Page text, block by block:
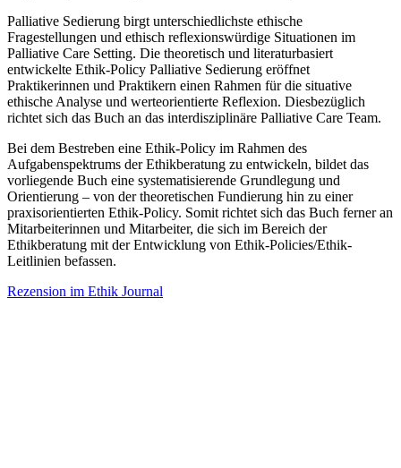
Palliative Sedierung birgt unterschiedlichste ethische
Fragestellungen und ethisch reflexionswürdige Situationen im
Palliative Care Setting. Die theoretisch und literaturbasiert
entwickelte Ethik-Policy Palliative Sedierung eröffnet
Praktikerinnen und Praktikern einen Rahmen für die situative
ethische Analyse und werteorientierte Reflexion. Diesbezüglich
richtet sich das Buch an das interdisziplinäre Palliative Care Team.
Bei dem Bestreben eine Ethik-Policy im Rahmen des
Aufgabenspektrums der Ethikberatung zu entwickeln, bildet das
vorliegende Buch eine systematisierende Grundlegung und
Orientierung – von der theoretischen Fundierung hin zu einer
praxisorientierten Ethik-Policy. Somit richtet sich das Buch ferner an
Mitarbeiterinnen und Mitarbeiter, die sich im Bereich der
Ethikberatung mit der Entwicklung von Ethik-Policies/Ethik-
Leitlinien befassen.
Rezension im Ethik Journal